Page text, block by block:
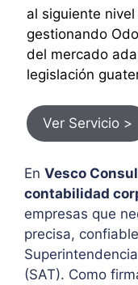
al siguiente
gestionando
del mercado
legislación
Ver Servicio >
En Vesco
contabilidad
empresas que
precisa,
(SAT). Como